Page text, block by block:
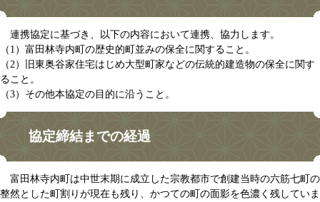
連携協定に基づき、以下の内容において連携、協力します。
（1）富田林寺内町の歴史的町並みの保全に関すること。
（2）旧東奥谷家住宅はじめ大型町家などの伝統的建造物の保全に関す
ること。
（3）その他本協定の目的に沿うこと。
協定締結までの経過​
富田林寺内町は中世末期に成立した宗教都市で創建当時の六筋七町の
整然とした町割りが現在も残り、かつての町の面影を色濃く残していま